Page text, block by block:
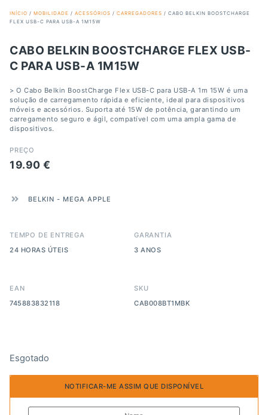
INÍCIO / MOBILIDADE / ACESSÓRIOS / CARREGADORES / CABO BELKIN BOOSTCHARGE
FLEX USB-C PARA USB-A 1M15W
CABO BELKIN BOOSTCHARGE FLEX USB-
C PARA USB-A 1M15W
> O Cabo Belkin BoostCharge Flex USB-C para USB-A 1m 15W é uma
solução de carregamento rápida e eficiente, ideal para dispositivos
móveis e acessórios. Suporta até 15W de potência, garantindo um
carregamento seguro e ágil, compatível com uma ampla gama de
dispositivos.
PREÇO
19.90 €
BELKIN - MEGA APPLE
TEMPO DE ENTREGA
24 HORAS ÚTEIS
GARANTIA
3 ANOS
EAN
745883832118
SKU
CAB008BT1MBK
Esgotado
NOTIFICAR-ME ASSIM QUE DISPONÍVEL